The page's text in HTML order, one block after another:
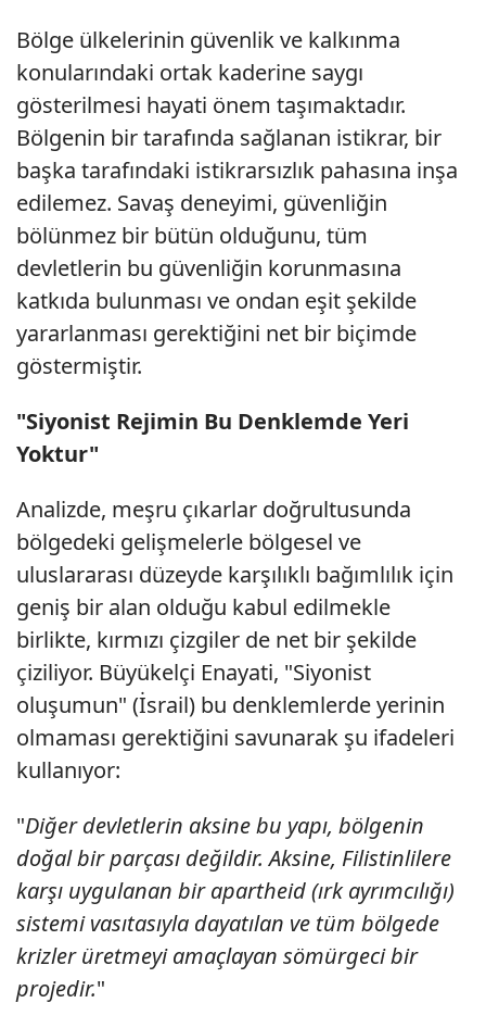
Bölge ülkelerinin güvenlik ve kalkınma
konularındaki ortak kaderine saygı
gösterilmesi hayati önem taşımaktadır.
Bölgenin bir tarafında sağlanan istikrar, bir
başka tarafındaki istikrarsızlık pahasına inşa
edilemez. Savaş deneyimi, güvenliğin
bölünmez bir bütün olduğunu, tüm
devletlerin bu güvenliğin korunmasına
katkıda bulunması ve ondan eşit şekilde
yararlanması gerektiğini net bir biçimde
göstermiştir.
"Siyonist Rejimin Bu Denklemde Yeri
Yoktur"
Analizde, meşru çıkarlar doğrultusunda
bölgedeki gelişmelerle bölgesel ve
uluslararası düzeyde karşılıklı bağımlılık için
geniş bir alan olduğu kabul edilmekle
birlikte, kırmızı çizgiler de net bir şekilde
çiziliyor. Büyükelçi Enayati, "Siyonist
oluşumun" (İsrail) bu denklemlerde yerinin
olmaması gerektiğini savunarak şu ifadeleri
kullanıyor:
"Diğer devletlerin aksine bu yapı, bölgenin
doğal bir parçası değildir. Aksine, Filistinlilere
karşı uygulanan bir apartheid (ırk ayrımcılığı)
sistemi vasıtasıyla dayatılan ve tüm bölgede
krizler üretmeyi amaçlayan sömürgeci bir
projedir."